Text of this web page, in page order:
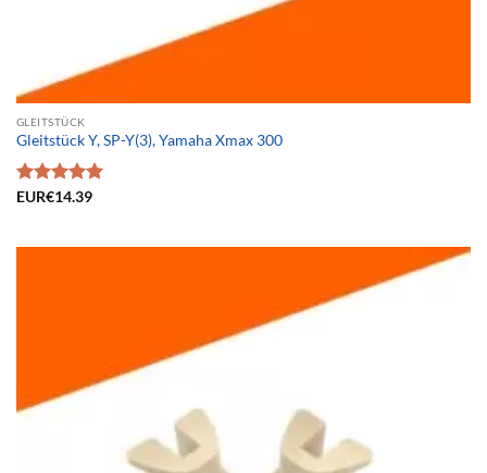
GLEITSTÜCK
Gleitstück Y, SP-Y(3), Yamaha Xmax 300
Bewertet
EUR€14.39